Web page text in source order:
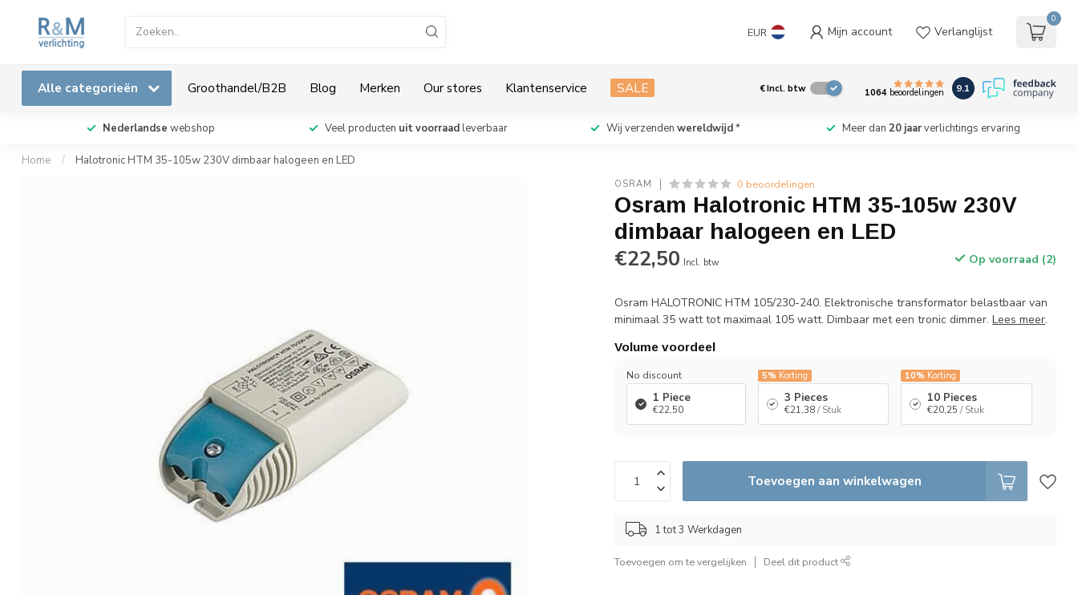
EUR Mijn account Verlanglijst
0
Alle categorieën Groothandel/B2B Blog Merken Our stores Klantenservice SALE €Incl. btw 1064beoordelingen 9.1
Nederlandse webshop Veel producten uit voorraadleverbaar Wij verzenden wereldwijd* Meer dan 20 jaarverlichtings ervaring
Home / Halotronic HTM 35-105w 230V dimbaar halogeen en LED
OSRAM 0 beoordelingen
Osram Halotronic HTM 35-105w 230V
dimbaar halogeen en LED
€22,50 Incl. btw Op voorraad (2)
Osram HALOTRONIC HTM 105/230-240. Elektronische transformator belastbaar van
minimaal 35 watt tot maximaal 105 watt. Dimbaar met een tronic dimmer.Lees meer.
Volume voordeel
No discount
1 Piece
€22,50
5% Korting
3 Pieces
€21,38 / Stuk
10% Korting
10 Pieces
€20,25 / Stuk
Toevoegen aan winkelwagen
1 tot 3 Werkdagen
Toevoegen om te vergelijken Deel dit product